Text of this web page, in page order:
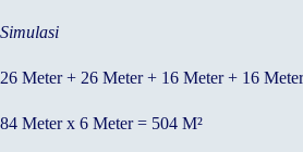
Simulasi
26 Meter + 26 Meter + 16 Meter + 16
84 Meter x 6 Meter = 504 M²